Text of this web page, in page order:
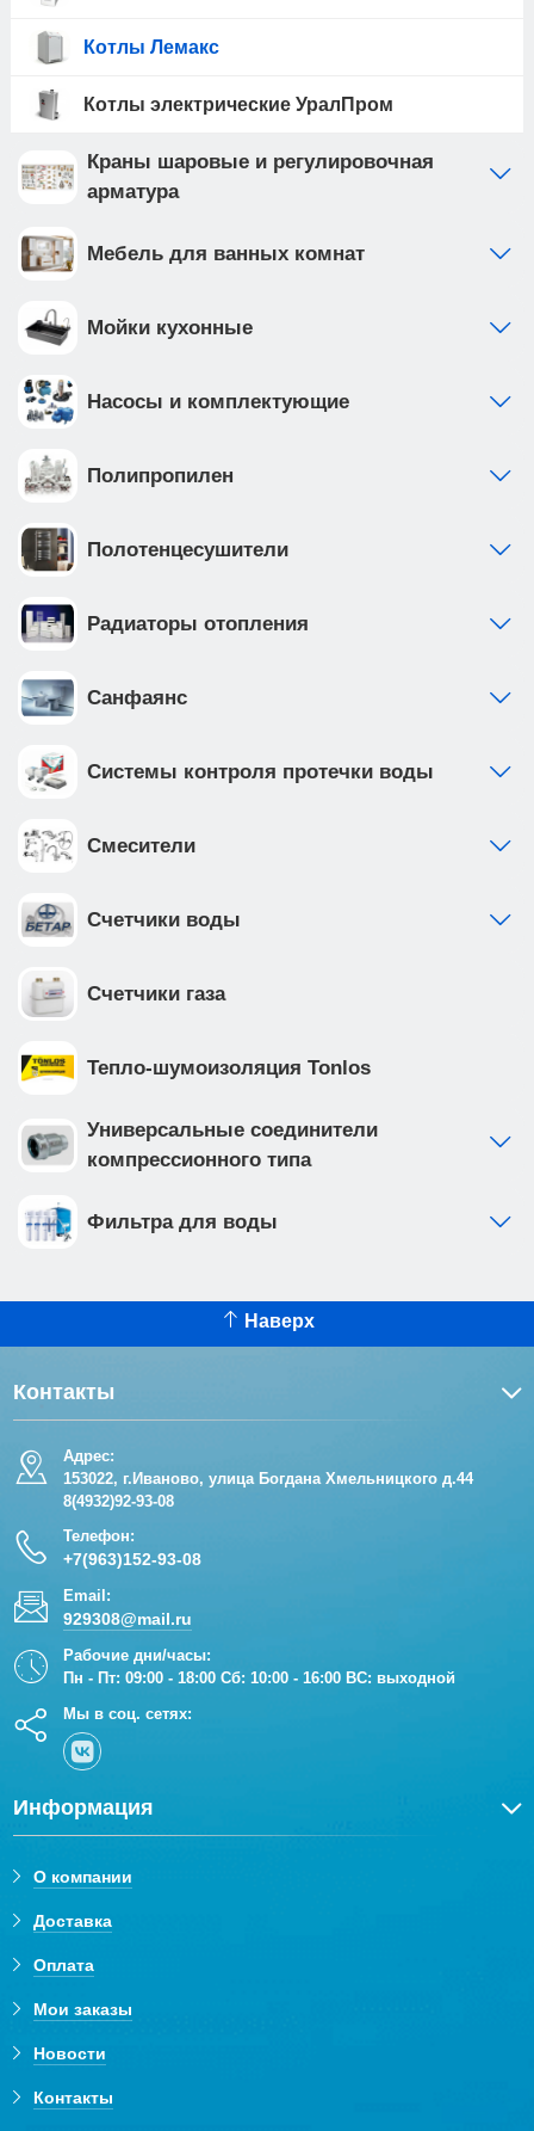
Котлы Лемакс
Котлы электрические УралПром
Краны шаровые и регулировочная
арматура
Мебель для ванных комнат
Мойки кухонные
Насосы и комплектующие
Полипропилен
Полотенцесушители
Радиаторы отопления
Санфаянс
Системы контроля протечки воды
Смесители
Счетчики воды
Счетчики газа
Тепло-шумоизоляция Tonlos
Универсальные соединители
компрессионного типа
Фильтра для воды
Наверх
Контакты
Адрес:
153022, г.Иваново, улица Богдана Хмельницкого д.44
8(4932)92-93-08
Телефон:
+7(963)152-93-08
Email:
929308@mail.ru
Рабочие дни/часы:
Пн - Пт: 09:00 - 18:00 Сб: 10:00 - 16:00 ВС: выходной
Мы в соц. сетях:
Информация
О компании
Доставка
Оплата
Мои заказы
Новости
Контакты